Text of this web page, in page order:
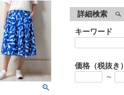
詳細検索
キーワード
価格（税抜き）
〜